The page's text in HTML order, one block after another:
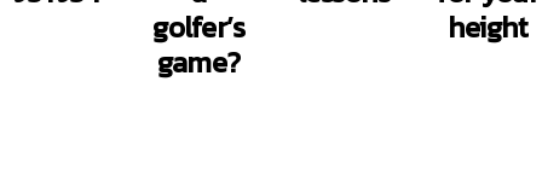
golfer’s
game?
height